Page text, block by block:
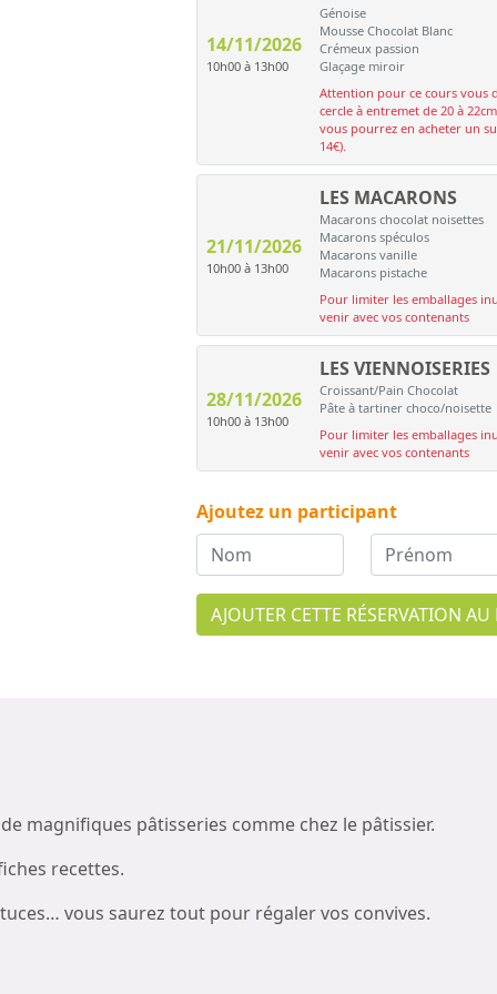
14/11/2026
10h00 à 13h00
Génoise
Mousse Chocolat Blanc
Crémeux passion
Glaçage miroir
Attention pour ce cours vous
cercle à entremet de 20 à
vous pourrez en acheter un
14€).
21/11/2026
10h00 à 13h00
LES MACARONS
Macarons chocolat noisettes
Macarons spéculos
Macarons vanille
Macarons pistache
Pour limiter les emballages
venir avec vos contenants
28/11/2026
10h00 à 13h00
LES VIENNOISERIES
Croissant/Pain Chocolat
Pâte à tartiner choco/noisette
Pour limiter les emballages
venir avec vos contenants
Ajoutez un participant
AJOUTER CETTE RÉSERVATION AU
magnifiques pâtisseries comme chez le pâtissier.
recettes.
vous saurez tout pour régaler vos convives.